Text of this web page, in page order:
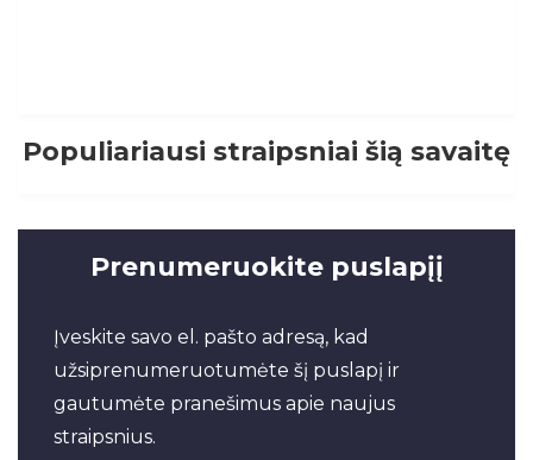
Populiariausi straipsniai šią savaitę
Prenumeruokite puslapįį
Įveskite savo el. pašto adresą, kad
užsiprenumeruotumėte šį puslapį ir
gautumėte pranešimus apie naujus
straipsnius.